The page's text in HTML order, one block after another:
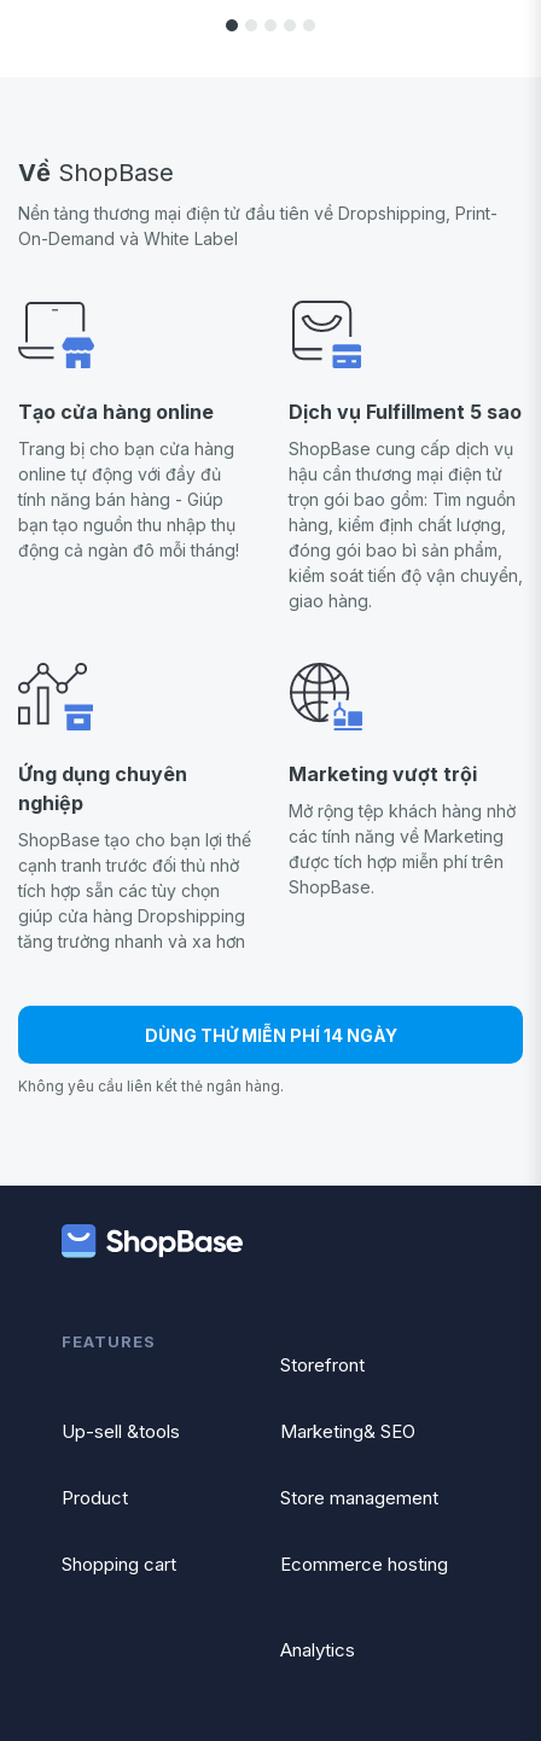
Về ShopBase
Nền tảng thương mại điện tử đầu tiên về Dropshipping, Print-
On-Demand và White Label
Tạo cửa hàng online
Trang bị cho bạn cửa hàng
online tự động với đầy đủ
tính năng bán hàng - Giúp
bạn tạo nguồn thu nhập thụ
động cả ngàn đô mỗi tháng!
Dịch vụ Fulfillment 5 sao
ShopBase cung cấp dịch vụ
hậu cần thương mại điện tử
trọn gói bao gồm: Tìm nguồn
hàng, kiểm định chất lượng,
đóng gói bao bì sản phẩm,
kiểm soát tiến độ vận chuyển,
giao hàng.
Ứng dụng chuyên
nghiệp
ShopBase tạo cho bạn lợi thế
cạnh tranh trước đối thủ nhờ
tích hợp sẵn các tùy chọn
giúp cửa hàng Dropshipping
tăng trưởng nhanh và xa hơn
Marketing vượt trội
Mở rộng tệp khách hàng nhờ
các tính năng về Marketing
được tích hợp miễn phí trên
ShopBase.
DÙNG THỬ MIỄN PHÍ 14 NGÀY
Không yêu cầu liên kết thẻ ngân hàng.
FEATURES
Storefront
Up-sell &tools Marketing& SEO
Product Store management
Shopping cart Ecommerce hosting
Analytics